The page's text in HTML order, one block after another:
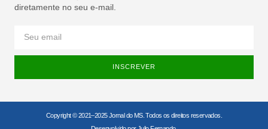
diretamente no seu e-mail.
INSCREVER
Copyright © 2021–2025 Jornal do MS. Todos os direitos reservados.